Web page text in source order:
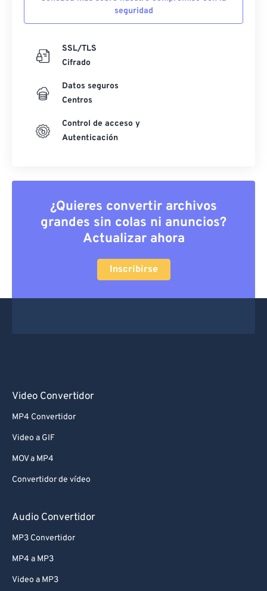
seguridad
SSL/TLS
Cifrado
Datos seguros
Centros
Control de acceso y
Autenticación
¿Quieres convertir archivos
grandes sin colas ni anuncios?
Actualizar ahora
Inscribirse
Video Convertidor
MP4 Convertidor
Video a GIF
MOV a MP4
Convertidor de vídeo
Audio Convertidor
MP3 Convertidor
MP4 a MP3
Video a MP3